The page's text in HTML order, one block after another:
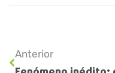
Anterior